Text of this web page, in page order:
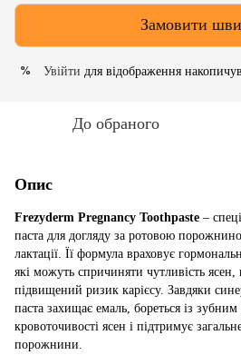
Замовити
% Увійти для відображення
До обраного
Опис
Frezyderm Pregnancy Toothpaste –
паста для догляду за ротовою
лактації. Її формула враховує
які можуть спричиняти чутливість ясен,
підвищений ризик карієсу. Завдяки
паста захищає емаль, бореться із зубним
кровоточивості ясен і підтримує
порожнини.